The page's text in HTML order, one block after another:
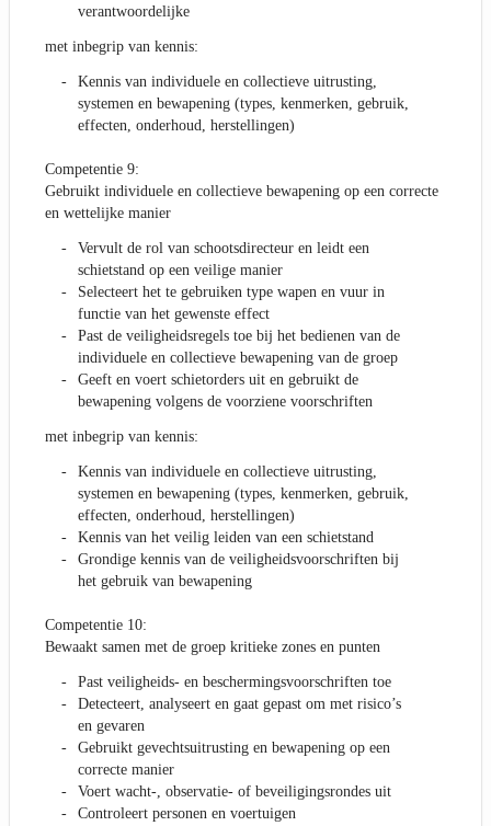
verantwoordelijke
met inbegrip van kennis:
Kennis van individuele en collectieve uitrusting,
systemen en bewapening (types, kenmerken, gebruik,
effecten, onderhoud, herstellingen)
Competentie 9:
Gebruikt individuele en collectieve bewapening op een correcte
en wettelijke manier
Vervult de rol van schootsdirecteur en leidt een
schietstand op een veilige manier
Selecteert het te gebruiken type wapen en vuur in
functie van het gewenste effect
Past de veiligheidsregels toe bij het bedienen van de
individuele en collectieve bewapening van de groep
Geeft en voert schietorders uit en gebruikt de
bewapening volgens de voorziene voorschriften
met inbegrip van kennis:
Kennis van individuele en collectieve uitrusting,
systemen en bewapening (types, kenmerken, gebruik,
effecten, onderhoud, herstellingen)
Kennis van het veilig leiden van een schietstand
Grondige kennis van de veiligheidsvoorschriften bij
het gebruik van bewapening
Competentie 10:
Bewaakt samen met de groep kritieke zones en punten
Past veiligheids- en beschermingsvoorschriften toe
Detecteert, analyseert en gaat gepast om met risico’s
en gevaren
Gebruikt gevechtsuitrusting en bewapening op een
correcte manier
Voert wacht-, observatie- of beveiligingsrondes uit
Controleert personen en voertuigen